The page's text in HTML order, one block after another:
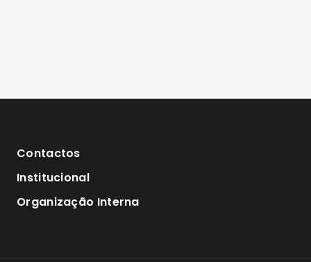
Contactos
Institucional
Organização Interna